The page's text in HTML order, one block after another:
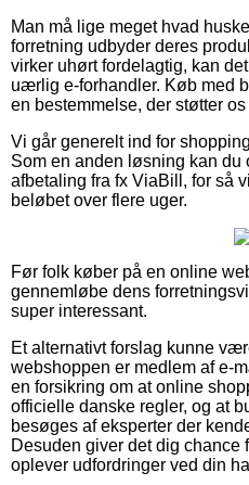
Man må lige meget hvad
forretning udbyder deres
virker uhørt fordelagtig, kan
uærlig e-forhandler. Køb med
en bestemmelse, der støtter
Vi går generelt ind for
Som en anden løsning kan du
afbetaling fra fx ViaBill, for så
beløbet over flere uger.
Før folk køber på en online
gennemløbe dens
super interessant.
Et alternativt forslag kunne
webshoppen er medlem af e-
en forsikring om at online
officielle danske regler, og at
besøges af eksperter der
Desuden giver det dig chance
oplever udfordringer ved din